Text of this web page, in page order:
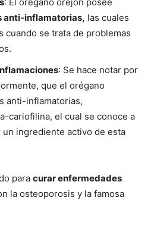
anti-inflamatorias, las cuales
cuando se trata de problemas
: Se hace notar por
que el orégano
anti-inflamatorias,
cariofilina, el cual se conoce a
ingrediente activo de esta
para curar enfermedades
la osteoporosis y la famosa